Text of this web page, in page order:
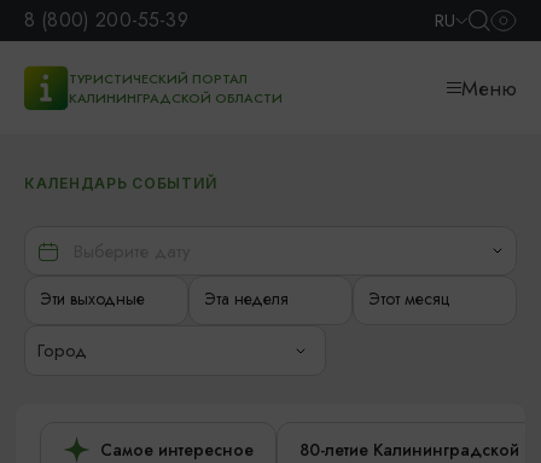
8 (800) 200-55-39 RU
ТУРИСТИЧЕСКИЙ ПОРТАЛ
КАЛИНИНГРАДСКОЙ ОБЛАСТИ
Меню
КАЛЕНДАРЬ СОБЫТИЙ
Эти выходные Эта неделя Этот месяц
Город
Самое интересное 80-летие Калининградской